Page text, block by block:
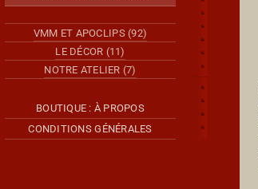
VMM ET APOCLIPS (92)
LE DÉCOR (11)
NOTRE ATELIER (7)
BOUTIQUE : À PROPOS
CONDITIONS GÉNÉRALES